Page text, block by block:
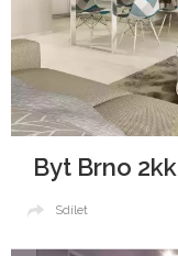
Byt Brno 2kk
Sdílet